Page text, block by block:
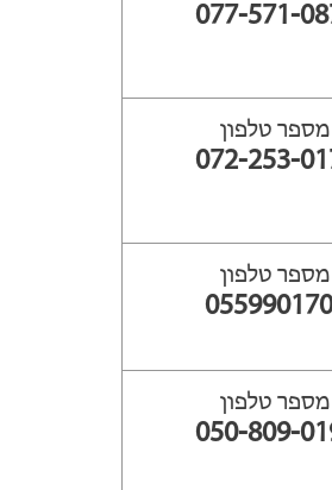
077-571-
מספר טלפון
072-253-
מספר טלפון
מספר טלפון
050-809-